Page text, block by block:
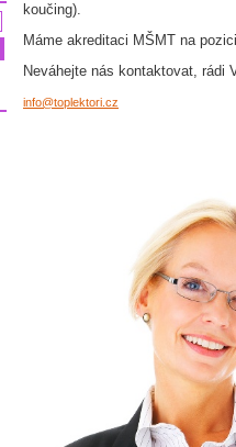
koučing).
Máme akreditaci MŠMT na
Neváhejte nás kontaktovat, rádi
info@toplektori.cz